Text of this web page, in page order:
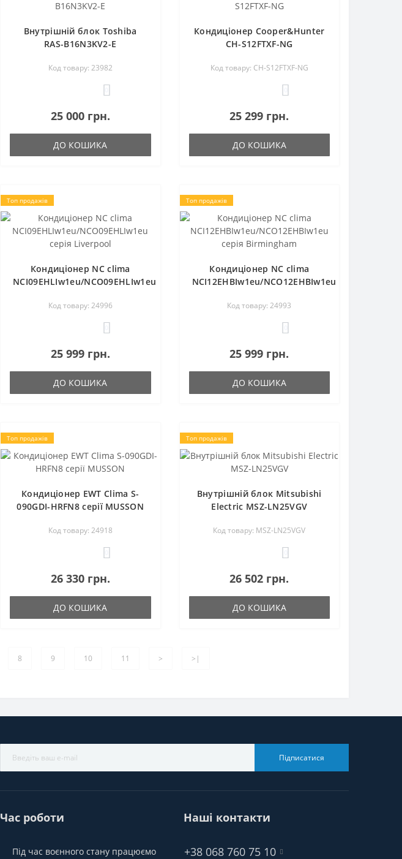
Внутрішній блок Toshiba
RAS-B16N3KV2-E
Код товару: 23982
25 000 грн.
ДО КОШИКА
Кондиціонер Cooper&Hunter
CH-S12FTXF-NG
Код товару: CH-S12FTXF-NG
25 299 грн.
ДО КОШИКА
Топ продажів
Кондиціонер NC clima
NCI09EHLIw1eu/NCO09EHLIw1eu
Код товару: 24996
25 999 грн.
ДО КОШИКА
Топ продажів
Кондиціонер NC clima
NCI12EHBIw1eu/NCO12EHBIw1eu
Код товару: 24993
25 999 грн.
ДО КОШИКА
Топ продажів
Кондиціонер EWT Clima S-
090GDI-HRFN8 серії MUSSON
Код товару: 24918
26 330 грн.
ДО КОШИКА
Топ продажів
Внутрішній блок Mitsubishi
Electric MSZ-LN25VGV
Код товару: MSZ-LN25VGV
26 502 грн.
ДО КОШИКА
8 9 10 11 > >|
Підписатися
Час роботи
Під час воєнного стану працюємо
Наші контакти
+38 068 760 75 10